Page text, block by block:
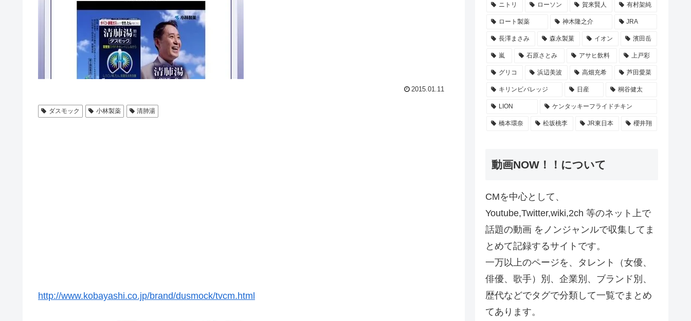
2015.01.11
ダスモック 小林製薬 清肺湯
http://www.kobayashi.co.jp/brand/dusmock/tvcm.html
ニトリ ローソン 賀来賢人 有村架純
ロート製薬 神木隆之介 JRA
長澤まさみ 森永製菓 イオン 濱田岳
嵐 石原さとみ アサヒ飲料 上戸彩
グリコ 浜辺美波 高畑充希 芦田愛菜
キリンビバレッジ 日産 桐谷健太
LION ケンタッキーフライドチキン
橋本環奈 松坂桃李 JR東日本 櫻井翔
動画NOW！！について
CMを中心として、
Youtube,Twitter,wiki,2ch 等のネット上で
話題の動画 をノンジャンルで収集してま
とめて記録するサイトです。
一万以上のページを、タレント（女優、
俳優、歌手）別、企業別、ブランド別、
歴代などでタグで分類して一覧でまとめ
てあります。